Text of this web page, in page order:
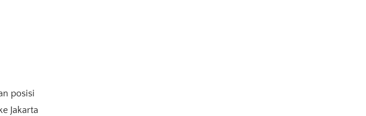
posisi
Jakarta